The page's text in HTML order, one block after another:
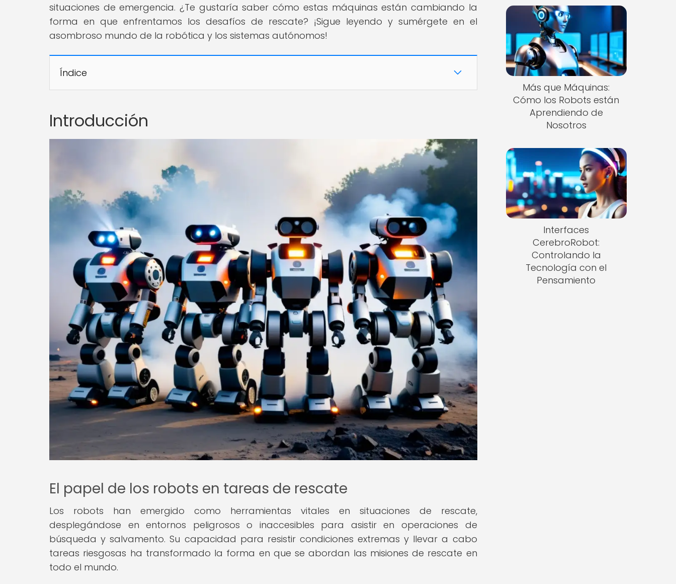
situaciones de emergencia. ¿Te gustaría saber cómo estas máquinas están cambiando la
forma en que enfrentamos los desafíos de rescate? ¡Sigue leyendo y sumérgete en el
asombroso mundo de la robótica y los sistemas autónomos!
Índice
Introducción
El papel de los robots en tareas de rescate
Los robots han emergido como herramientas vitales en situaciones de rescate,
desplegándose en entornos peligrosos o inaccesibles para asistir en operaciones de
búsqueda y salvamento. Su capacidad para resistir condiciones extremas y llevar a cabo
tareas riesgosas ha transformado la forma en que se abordan las misiones de rescate en
todo el mundo.
Más que Máquinas:
Cómo los Robots están
Aprendiendo de
Nosotros
Interfaces
CerebroRobot:
Controlando la
Tecnología con el
Pensamiento